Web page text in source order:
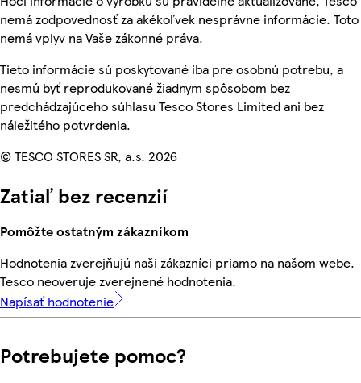
nemá zodpovednosť za akékoľvek nesprávne informácie. Toto
nemá vplyv na Vaše zákonné práva.
Tieto informácie sú poskytované iba pre osobnú potrebu, a
nesmú byť reprodukované žiadnym spôsobom bez
predchádzajúceho súhlasu Tesco Stores Limited ani bez
náležitého potvrdenia.
© TESCO STORES SR, a.s. 2026
Zatiaľ bez recenzií
Pomôžte ostatným zákazníkom
Hodnotenia zverejňujú naši zákazníci priamo na našom webe.
Tesco neoveruje zverejnené hodnotenia.
Napísať hodnotenie
Potrebujete pomoc?